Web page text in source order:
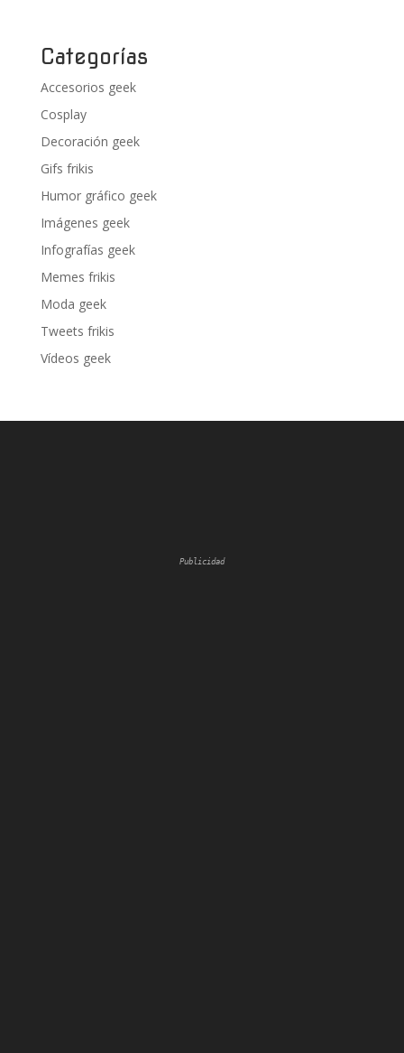
Categorías
Accesorios geek
Cosplay
Decoración geek
Gifs frikis
Humor gráfico geek
Imágenes geek
Infografías geek
Memes frikis
Moda geek
Tweets frikis
Vídeos geek
Publicidad